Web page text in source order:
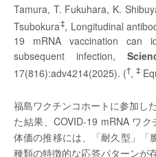
Tamura, T. Fukuhara, K.
Tsubokura‡, Longitudinal
19 mRNA vaccination can
subsequent infection,
17(816):adv4214(2025). (†, ‡
福島ワクチンコホートに参加し
た結果、COVID-19 mRNA ワ
体価の推移には、「耐久型」「
種類の特徴的な応答パターンが